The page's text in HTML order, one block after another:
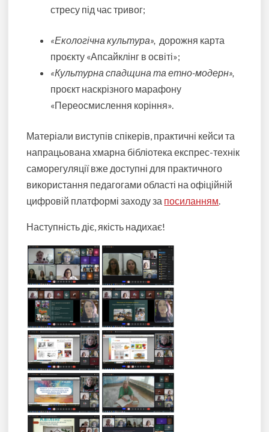
стресу під час тривог;
«Екологічна культура», дорожня карта
проєкту «Апсайклінг в освіті»;
«Культурна спадщина та етно-модерн»,
проєкт наскрізного марафону
«Переосмислення коріння».
Матеріали виступів спікерів, практичні кейси та
напрацьована хмарна бібліотека експрес-технік
саморегуляції вже доступні для практичного
використання педагогами області на офіційній
цифровій платформі заходу за посиланням.
Наступність діє, якість надихає!